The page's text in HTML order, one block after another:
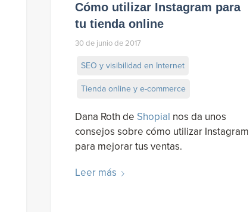
Cómo utilizar Instagram para
tu tienda online
30 de junio de 2017
SEO y visibilidad en Internet
Tienda online y e-commerce
Dana Roth de Shopial nos da unos
consejos sobre cómo utilizar Instagram
para mejorar tus ventas.
Leer más